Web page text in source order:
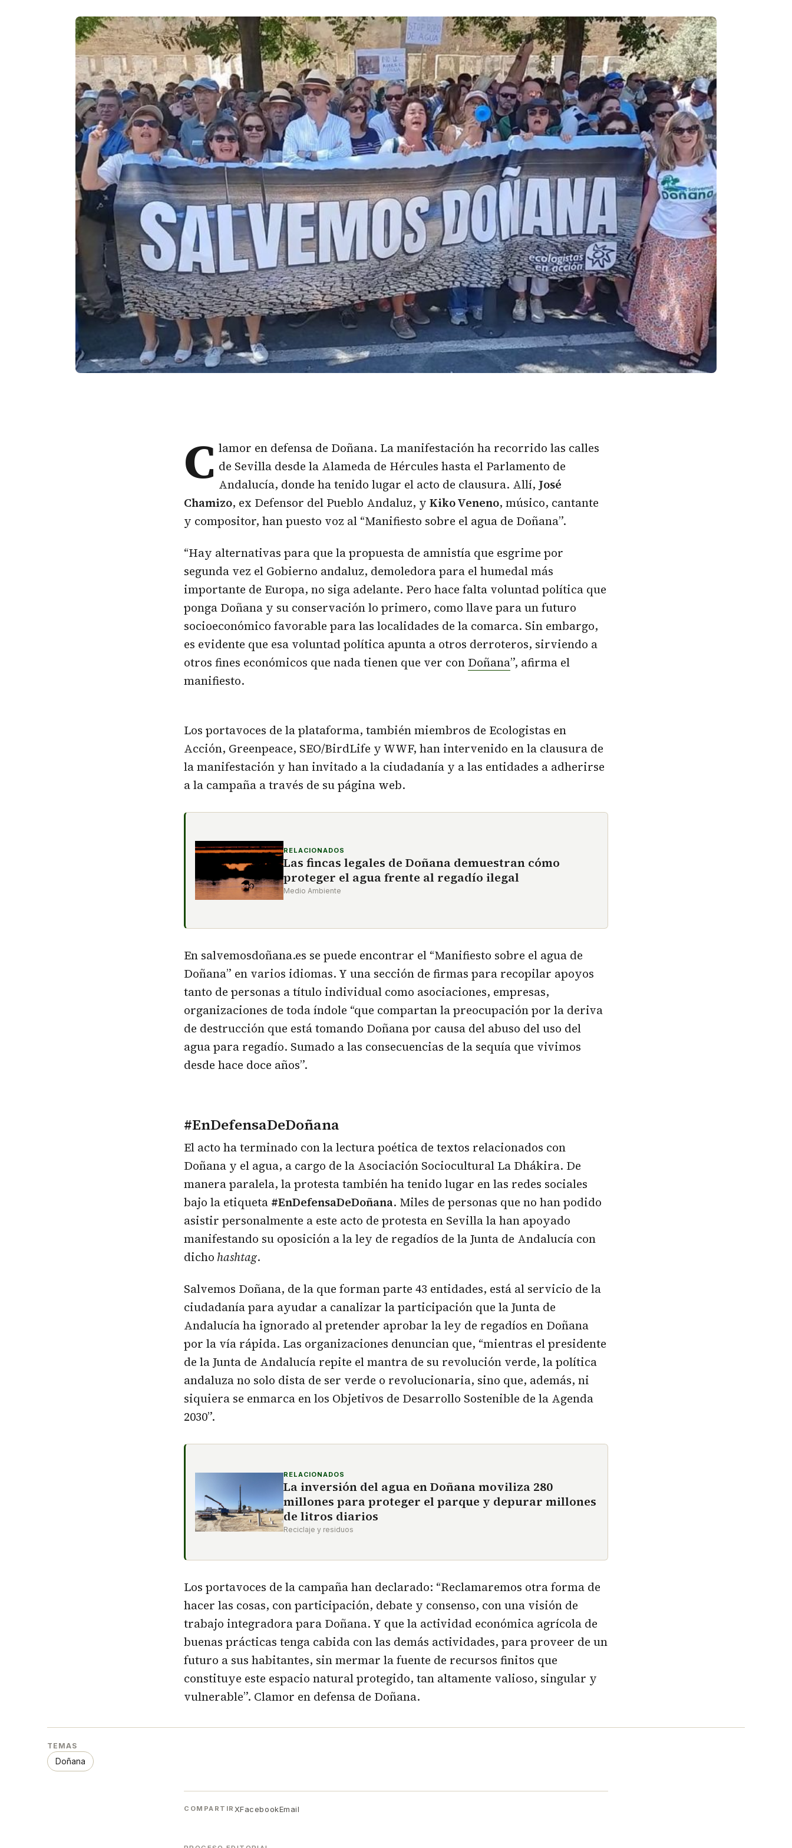
C lamor en defensa de Doñana. La manifestación ha recorrido las calles
de Sevilla desde la Alameda de Hércules hasta el Parlamento de
Andalucía, donde ha tenido lugar el acto de clausura. Allí, José
Chamizo, ex Defensor del Pueblo Andaluz, y Kiko Veneno, músico, cantante
y compositor, han puesto voz al “Manifiesto sobre el agua de Doñana”.
“Hay alternativas para que la propuesta de amnistía que esgrime por
segunda vez el Gobierno andaluz, demoledora para el humedal más
importante de Europa, no siga adelante. Pero hace falta voluntad política que
ponga Doñana y su conservación lo primero, como llave para un futuro
socioeconómico favorable para las localidades de la comarca. Sin embargo,
es evidente que esa voluntad política apunta a otros derroteros, sirviendo a
otros fines económicos que nada tienen que ver con Doñana”, afirma el
manifiesto.
Los portavoces de la plataforma, también miembros de Ecologistas en
Acción, Greenpeace, SEO/BirdLife y WWF, han intervenido en la clausura de
la manifestación y han invitado a la ciudadanía y a las entidades a adherirse
a la campaña a través de su página web.
RELACIONADOS
Las fincas legales de Doñana demuestran cómo
proteger el agua frente al regadío ilegal
Medio Ambiente
En salvemosdoñana.es se puede encontrar el “Manifiesto sobre el agua de
Doñana” en varios idiomas. Y una sección de firmas para recopilar apoyos
tanto de personas a título individual como asociaciones, empresas,
organizaciones de toda índole “que compartan la preocupación por la deriva
de destrucción que está tomando Doñana por causa del abuso del uso del
agua para regadío. Sumado a las consecuencias de la sequía que vivimos
desde hace doce años”.
#EnDefensaDeDoñana
El acto ha terminado con la lectura poética de textos relacionados con
Doñana y el agua, a cargo de la Asociación Sociocultural La Dhákira. De
manera paralela, la protesta también ha tenido lugar en las redes sociales
bajo la etiqueta #EnDefensaDeDoñana. Miles de personas que no han podido
asistir personalmente a este acto de protesta en Sevilla la han apoyado
manifestando su oposición a la ley de regadíos de la Junta de Andalucía con
dicho hashtag.
Salvemos Doñana, de la que forman parte 43 entidades, está al servicio de la
ciudadanía para ayudar a canalizar la participación que la Junta de
Andalucía ha ignorado al pretender aprobar la ley de regadíos en Doñana
por la vía rápida. Las organizaciones denuncian que, “mientras el presidente
de la Junta de Andalucía repite el mantra de su revolución verde, la política
andaluza no solo dista de ser verde o revolucionaria, sino que, además, ni
siquiera se enmarca en los Objetivos de Desarrollo Sostenible de la Agenda
2030”.
RELACIONADOS
La inversión del agua en Doñana moviliza 280
millones para proteger el parque y depurar millones
de litros diarios
Reciclaje y residuos
Los portavoces de la campaña han declarado: “Reclamaremos otra forma de
hacer las cosas, con participación, debate y consenso, con una visión de
trabajo integradora para Doñana. Y que la actividad económica agrícola de
buenas prácticas tenga cabida con las demás actividades, para proveer de un
futuro a sus habitantes, sin mermar la fuente de recursos finitos que
constituye este espacio natural protegido, tan altamente valioso, singular y
vulnerable”. Clamor en defensa de Doñana.
TEMAS
Doñana
COMPARTIR XFacebookEmail